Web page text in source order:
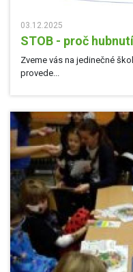
03.12.2025
STOB - proč
Zveme vás na jedinečné
provede...